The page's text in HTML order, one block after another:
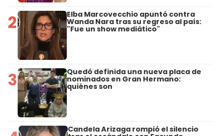
2 Elba Marcovecchio apuntó contra
Wanda Nara tras su regreso al país:
"Fue un show mediático"
3 Quedó definida una nueva placa de
nominados en Gran Hermano:
quiénes son
Candela Arizaga rompió el silencio